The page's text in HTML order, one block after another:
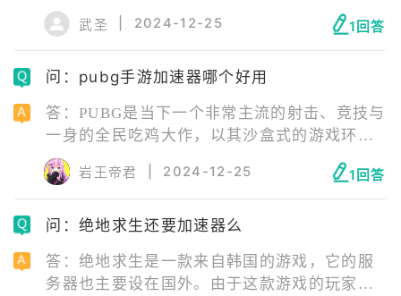
戏，解决延迟波动、丢包掉线、无法登录等问
题，提高稳定性，让你更畅快的玩游戏。而且
其中还收录了上万款全球手游，其中包含了绝
地求生、Goose Goose Duck、使命召唤、
戏。
武圣 2024-12-25 1回答
问：pubg手游加速器哪个好用
答：PUBG是当下一个非常主流的射击、竞技与
一身的全民吃鸡大作，以其沙盒式的游戏环境
和孤岛生存玩法在全球范围内享有盛名。但是
无论怎么玩吃鸡，我们绕不开的只有一个最最
核心的游戏因素——网络环境。但是只要大家
体验过ourplay加速器的话，相信网络延迟问题
同时加速效果还好，适合所有游戏玩家使用。
岩王帝君 2024-12-25 1回答
问：绝地求生还要加速器么
答：绝地求生是一款来自韩国的游戏，它的服
务器也主要设在国外。由于这款游戏的玩家众